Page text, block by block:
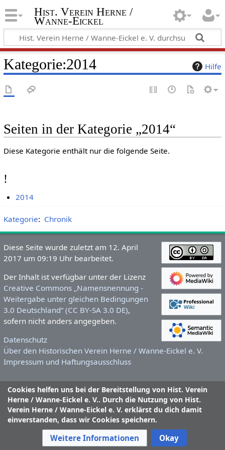
Hist. Verein Herne /
Wanne-Eickel
Hilfe
Kategorie:2014
Seiten in der Kategorie „2014“
Diese Kategorie enthält nur die folgende Seite.
!
2014
Kategorie: Chronik
Cookies helfen uns bei der Bereitstellung von Hist. Verein
Herne / Wanne-Eickel e. V.. Durch die Nutzung von Hist.
Verein Herne / Wanne-Eickel e. V. erklärst du dich damit
einverstanden, dass wir Cookies speichern.
Weitere Informationen Okay
Diese Seite wurde zuletzt am 12. April
2017 um 09:19 Uhr bearbeitet.
Der Inhalt ist verfügbar unter der Lizenz
Creative Commons „Namensnennung -
Weitergabe unter gleichen Bedingungen
3.0 Deutschland“ (CC BY-SA 3.0 DE),
sofern nicht anders angegeben.
Datenschutz
Über den Historischen Verein Herne / Wanne-Eickel e. V.
Impressum und Haftungsausschluss